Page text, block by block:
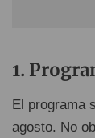
El programa
agosto. No